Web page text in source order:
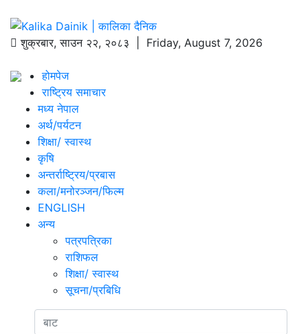
शुक्रबार,साउन २२, २०८३ | Friday, August 7, 2026
होमपेज
राष्ट्रिय समाचार
मध्य नेपाल
अर्थ/पर्यटन
शिक्षा/ स्वास्थ
कृषि
अन्तर्राष्ट्रिय/प्रबास
कला/मनोरञ्जन/फिल्म
ENGLISH
अन्य
पत्रपत्रिका
राशिफल
शिक्षा/ स्वास्थ
सूचना/प्रबिधि